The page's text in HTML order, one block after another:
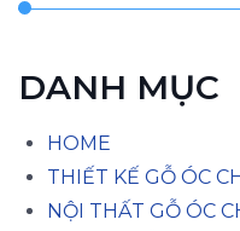
DANH MỤC
HOME
THIẾT KẾ GỖ ÓC
NỘI THẤT GỖ ÓC